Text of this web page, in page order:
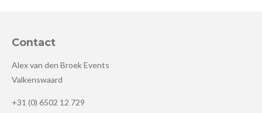
Contact
Alex van den Broek Events
Valkenswaard
+31 (0) 6502 12 729